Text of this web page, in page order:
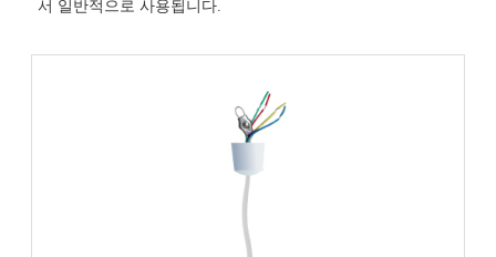
서 일반적으로 사용됩니다.